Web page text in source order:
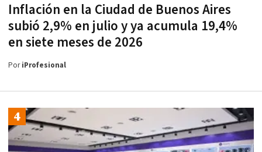
Inflación en la Ciudad de Buenos Aires
subió 2,9% en julio y ya acumula 19,4%
en siete meses de 2026
PoriProfesional